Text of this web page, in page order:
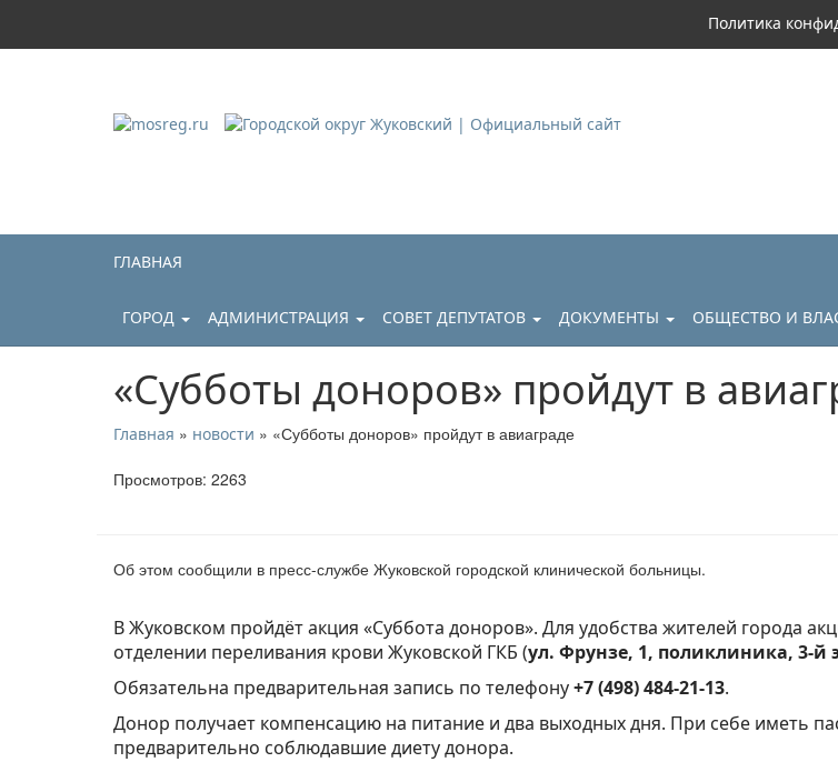
Политика
ГЛАВНАЯ
ГОРОД АДМИНИСТРАЦИЯ СОВЕТ ДЕПУТАТОВ ДОКУМЕНТЫ ОБЩЕСТВО И
«Субботы доноров» пройдут в
Главная » новости » «Субботы доноров» пройдут в авиаграде
Просмотров: 2263
Об этом сообщили в пресс-службе Жуковской городской клинической больницы.
В Жуковском пройдёт акция «Суббота доноров». Для удобства жителей города
отделении переливания крови Жуковской ГКБ (ул. Фрунзе, 1, поликлиника, 3-й
Обязательна предварительная запись по телефону+7 (498) 484-21-13.
Донор получает компенсацию на питание и два выходных дня. При себе иметь
предварительно соблюдавшие диету донора.